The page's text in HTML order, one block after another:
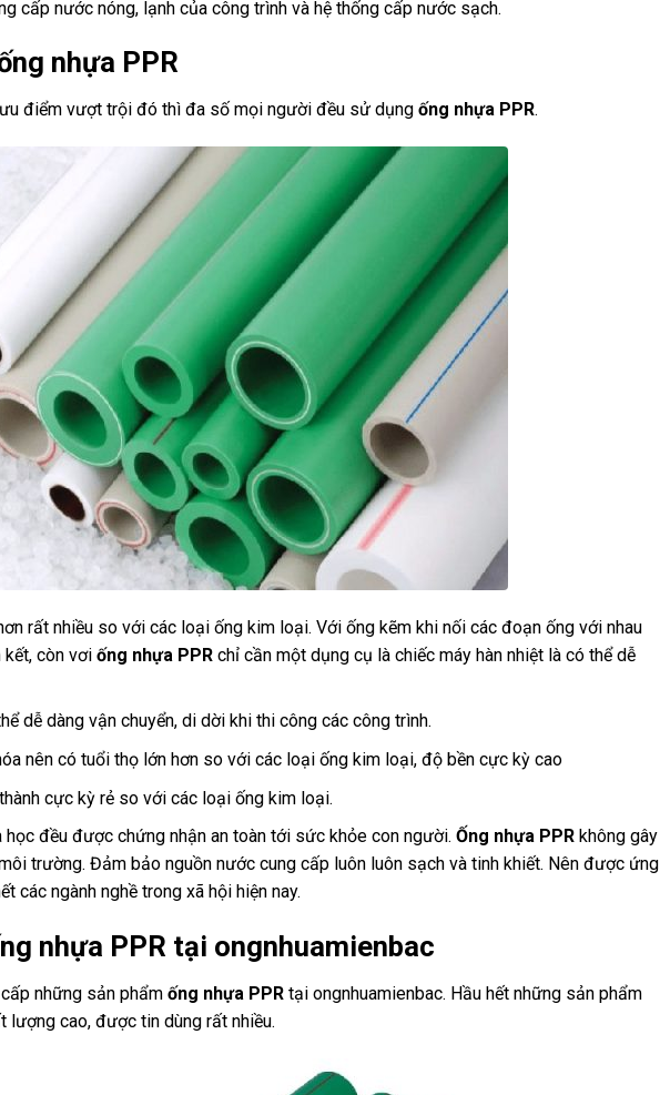
cấp nước nóng, lạnh của công trình và hệ thống cấp nước sạch.
nhựa PPR
điểm vượt trội đó thì đa số mọi người đều sử dụng ống nhựa PPR.
rất nhiều so với các loại ống kim loại. Với ống kẽm khi nối các đoạn ống với nhau
còn vơi ống nhựa PPRchỉ cần một dụng cụ là chiếc máy hàn nhiệt là có thể dễ
dễ dàng vận chuyển, di dời khi thi công các công trình.
nên có tuổi thọ lớn hơn so với các loại ống kim loại, độ bền cực kỳ cao
cực kỳ rẻ so với các loại ống kim loại.
học đều được chứng nhận an toàn tới sức khỏe con người. Ống nhựa PPRkhông gây
trường. Đảm bảo nguồn nước cung cấp luôn luôn sạch và tinh khiết. Nên được ứng
các ngành nghề trong xã hội hiện nay.
nhựa PPR tại ongnhuamienbac
những sản phẩm ống nhựa PPR tại ongnhuamienbac. Hầu hết những sản phẩm
cao, được tin dùng rất nhiều.